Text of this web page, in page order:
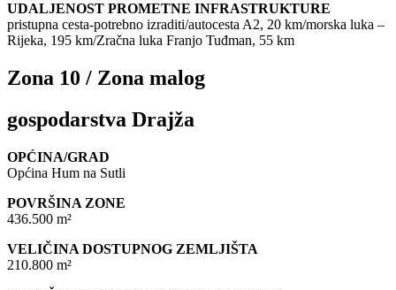
UDALJENOST PROMETNE INFRASTRUKTURE
pristupna cesta-potrebno izraditi/autocesta A2, 20 km/morska luka –
Rijeka, 195 km/Zračna luka Franjo Tuđman, 55 km
Zona 10 / Zona malog
gospodarstva Drajža
OPĆINA/GRAD
Općina Hum na Sutli
POVRŠINA ZONE
436.500 m²
VELIČINA DOSTUPNOG ZEMLJIŠTA
210.800 m²